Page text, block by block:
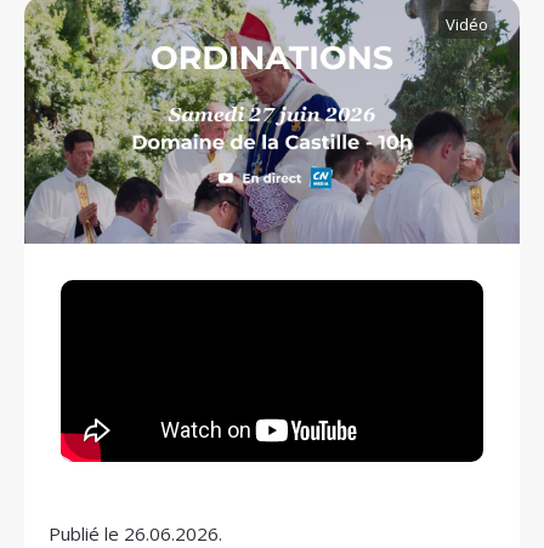
Vidéo
Publié le 26.06.2026.